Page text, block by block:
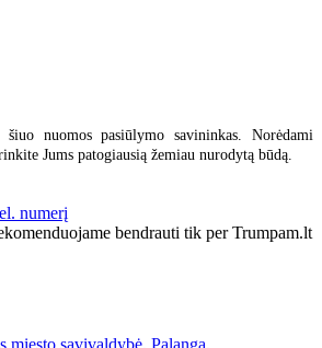
nuomos pasiūlymo savininkas. Norėdami
Jums patogiausią žemiau nurodytą būdą.
numerį
bendrauti tik per Trumpam.lt